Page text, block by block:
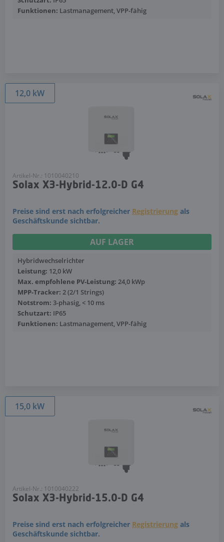
Funktionen: Lastmanagement, VPP-fähig
12,0 kW
Artikel-Nr.: 1010040210
Solax X3-Hybrid-12.0-D G4
Preise sind erst nach erfolgreicher Registrierung als
Geschäftskunde sichtbar.
AUF LAGER
Hybridwechselrichter
Leistung: 12,0 kW
Max. empfohlene PV-Leistung: 24,0 kWp
MPP-Tracker: 2 (2/1 Strings)
Notstrom: 3-phasig, < 10 ms
Schutzart: IP65
Funktionen: Lastmanagement, VPP-fähig
15,0 kW
Artikel-Nr.: 1010040222
Solax X3-Hybrid-15.0-D G4
Preise sind erst nach erfolgreicher Registrierung als
Geschäftskunde sichtbar.